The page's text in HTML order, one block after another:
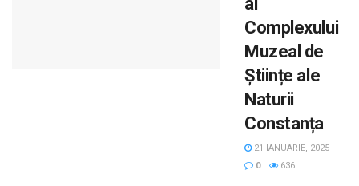
Complexului
Muzeal de
Științe ale
Naturii
Constanța
21 IANUARIE, 2025
0
636